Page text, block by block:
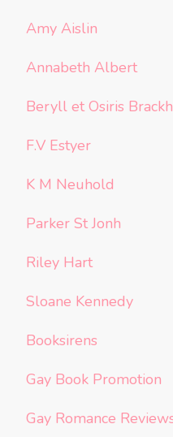
Amy Aislin
Annabeth Albert
Beryll et Osiris
F.V Estyer
K M Neuhold
Parker St Jonh
Riley Hart
Sloane Kennedy
Booksirens
Gay Book Promotion
Gay Romance